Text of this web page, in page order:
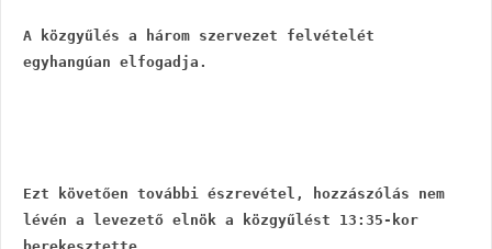
A közgyűlés a három szervezet felvételét
egyhangúan elfogadja.
Ezt követően további észrevétel, hozzászólás nem
lévén a levezető elnök a közgyűlést 13:35-kor
berekesztette.